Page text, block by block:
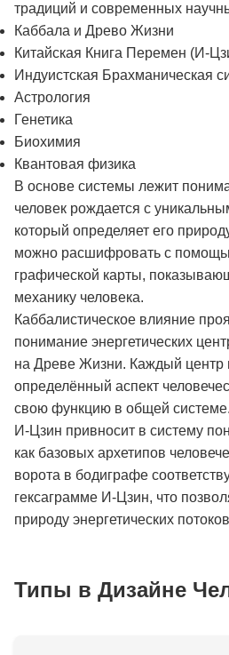
традиций и современных
Каббала и Древо Жизни
Китайская Книга Перемен (И-
Индуистская Брахманическая
Астрология
Генетика
Биохимия
Квантовая физика
В основе системы лежит
человек рождается с
который определяет его
можно расшифровать с
графической карты,
механику человека.
Каббалистическое влияние
понимание энергетических
на Древе Жизни. Каждый центр
определённый аспект
свою функцию в общей системе.
И-Цзин привносит в систему
как базовых архетипов
ворота в бодиграфе
гексаграмме И-Цзин, что
природу энергетических
Типы в Дизайне